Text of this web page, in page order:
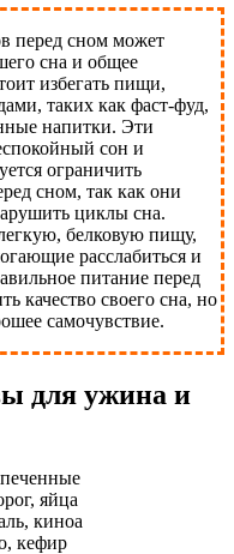
перед сном может
сна и общее
избегать пищи,
таких как фаст-фуд,
напитки. Эти
сон и
ограничить
сном, так как они
циклы сна.
белковую пищу,
расслабиться и
питание перед
качество своего сна, но
самочувствие.
для ужина и
яйца
киноа
кефир